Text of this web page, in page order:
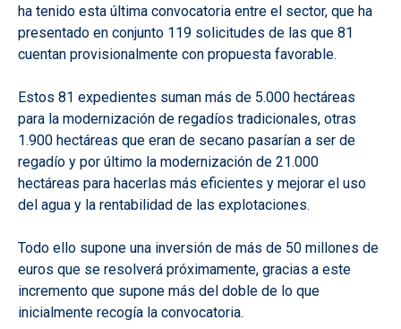
ha tenido esta última convocatoria entre el sector, que ha
presentado en conjunto 119 solicitudes de las que 81
cuentan provisionalmente con propuesta favorable.
Estos 81 expedientes suman más de 5.000 hectáreas
para la modernización de regadíos tradicionales, otras
1.900 hectáreas que eran de secano pasarían a ser de
regadío y por último la modernización de 21.000
hectáreas para hacerlas más eficientes y mejorar el uso
del agua y la rentabilidad de las explotaciones.
Todo ello supone una inversión de más de 50 millones de
euros que se resolverá próximamente, gracias a este
incremento que supone más del doble de lo que
inicialmente recogía la convocatoria.